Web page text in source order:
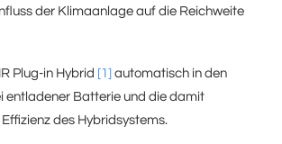
der Klimaanlage auf die Reichweite
Plug-in Hybrid [1] automatisch in den
entladener Batterie und die damit
des Hybridsystems.